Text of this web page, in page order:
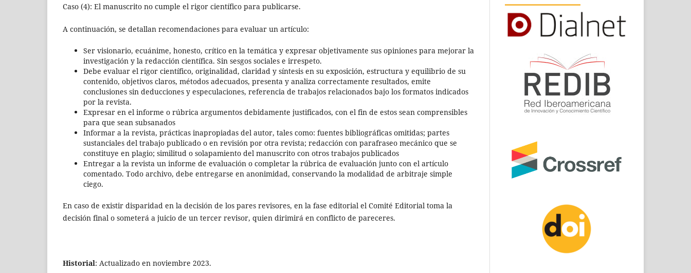
Caso (4): El manuscrito no cumple el rigor científico para publicarse.
A continuación, se detallan recomendaciones para evaluar un artículo:
Ser visionario, ecuánime, honesto, crítico en la temática y expresar objetivamente sus opiniones para mejorar la
investigación y la redacción científica. Sin sesgos sociales e irrespeto.
Debe evaluar el rigor científico, originalidad, claridad y síntesis en su exposición, estructura y equilibrio de su
contenido, objetivos claros, métodos adecuados, presenta y analiza correctamente resultados, emite
conclusiones sin deducciones y especulaciones, referencia de trabajos relacionados bajo los formatos indicados
por la revista.
Expresar en el informe o rúbrica argumentos debidamente justificados, con el fin de estos sean comprensibles
para que sean subsanados
Informar a la revista, prácticas inapropiadas del autor, tales como: fuentes bibliográficas omitidas; partes
sustanciales del trabajo publicado o en revisión por otra revista; redacción con parafraseo mecánico que se
constituye en plagio; similitud o solapamiento del manuscrito con otros trabajos publicados
Entregar a la revista un informe de evaluación o completar la rúbrica de evaluación junto con el artículo
comentado. Todo archivo, debe entregarse en anonimidad, conservando la modalidad de arbitraje simple
ciego.
En caso de existir disparidad en la decisión de los pares revisores, en la fase editorial el Comité Editorial toma la
decisión final o someterá a juicio de un tercer revisor, quien dirimirá en conflicto de pareceres.
Historial: Actualizado en noviembre 2023.